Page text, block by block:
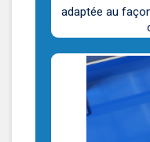
adaptée au